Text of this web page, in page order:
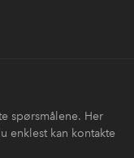
spørsmålene. Her
enklest kan kontakte